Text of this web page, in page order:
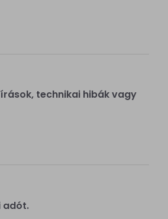
technikai hibák vagy
adót.